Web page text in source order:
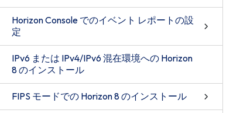
Horizon Console でのイベント レポートの設
定
IPv6 または IPv4/IPv6 混在環境への Horizon
8 のインストール
FIPS モードでの Horizon 8 のインストール